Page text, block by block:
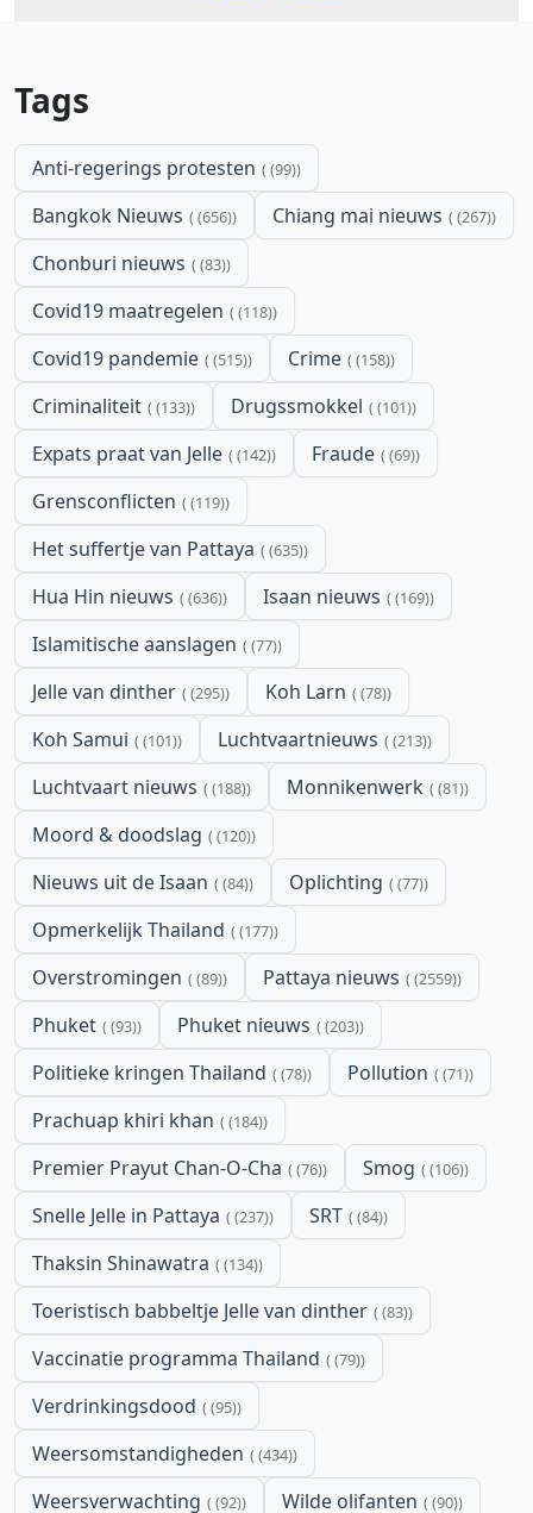
Tags
Anti-regerings protesten (99)
Bangkok Nieuws (656) Chiang mai nieuws (267)
Chonburi nieuws (83)
Covid19 maatregelen (118)
Covid19 pandemie (515) Crime (158)
Criminaliteit (133) Drugssmokkel (101)
Expats praat van Jelle (142) Fraude (69)
Grensconflicten (119)
Het suffertje van Pattaya (635)
Hua Hin nieuws (636) Isaan nieuws (169)
Islamitische aanslagen (77)
Jelle van dinther (295) Koh Larn (78)
Koh Samui (101) Luchtvaartnieuws (213)
Luchtvaart nieuws (188) Monnikenwerk (81)
Moord & doodslag (120)
Nieuws uit de Isaan (84) Oplichting (77)
Opmerkelijk Thailand (177)
Overstromingen (89) Pattaya nieuws (2559)
Phuket (93) Phuket nieuws (203)
Politieke kringen Thailand (78) Pollution (71)
Prachuap khiri khan (184)
Premier Prayut Chan-O-Cha (76) Smog (106)
Snelle Jelle in Pattaya (237) SRT (84)
Thaksin Shinawatra (134)
Toeristisch babbeltje Jelle van dinther (83)
Vaccinatie programma Thailand (79)
Verdrinkingsdood (95)
Weersomstandigheden (434)
Weersverwachting (92) Wilde olifanten (90)